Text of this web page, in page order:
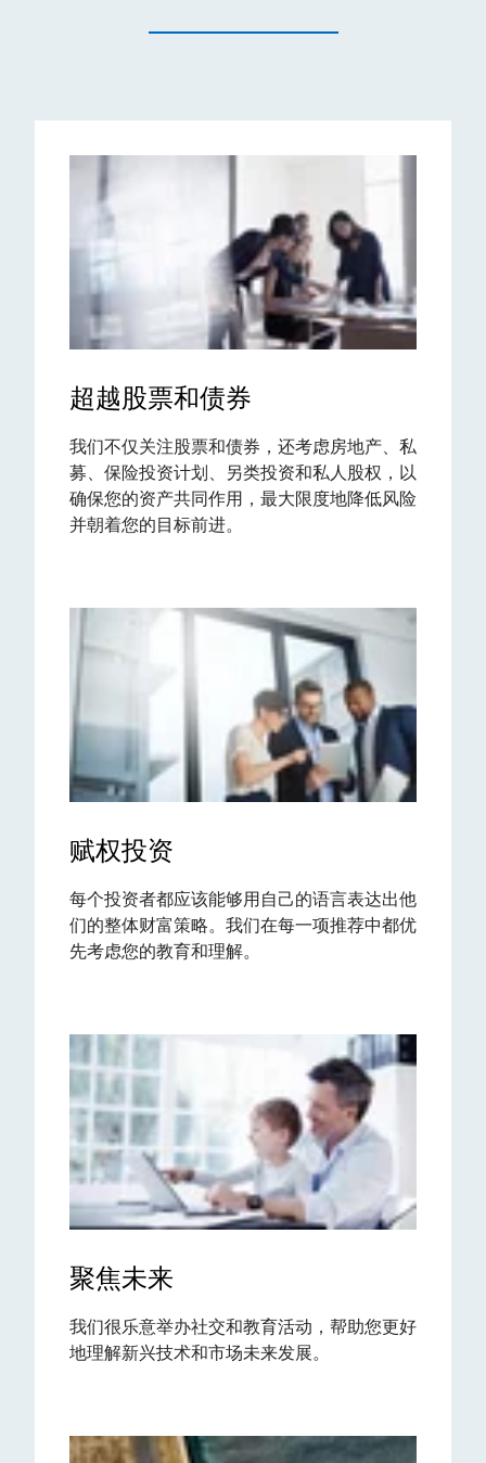
超越股票和债券
我们不仅关注股票和债券，还考虑房地产、私
募、保险投资计划、另类投资和私人股权，以
确保您的资产共同作用，最大限度地降低风险
并朝着您的目标前进。
赋权投资
每个投资者都应该能够用自己的语言表达出他
们的整体财富策略。我们在每一项推荐中都优
先考虑您的教育和理解。
聚焦未来
我们很乐意举办社交和教育活动，帮助您更好
地理解新兴技术和市场未来发展。